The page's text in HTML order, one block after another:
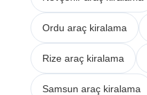
Ordu araç kiralama
Rize araç kiralama
Samsun araç kiralama